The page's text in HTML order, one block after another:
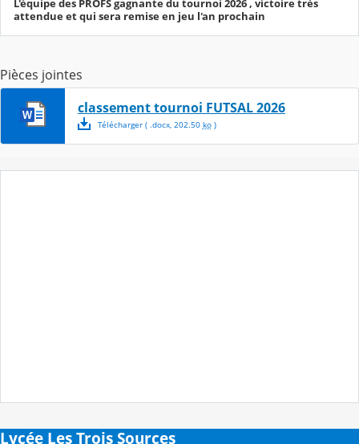
L'équipe des PROFS gagnante du tournoi 2026 , victoire très
attendue et qui sera remise en jeu l'an prochain
Pièces jointes
classement tournoi FUTSAL 2026
Télécharger( .docx, 202.50 ko)
Lycée Les Trois Sources